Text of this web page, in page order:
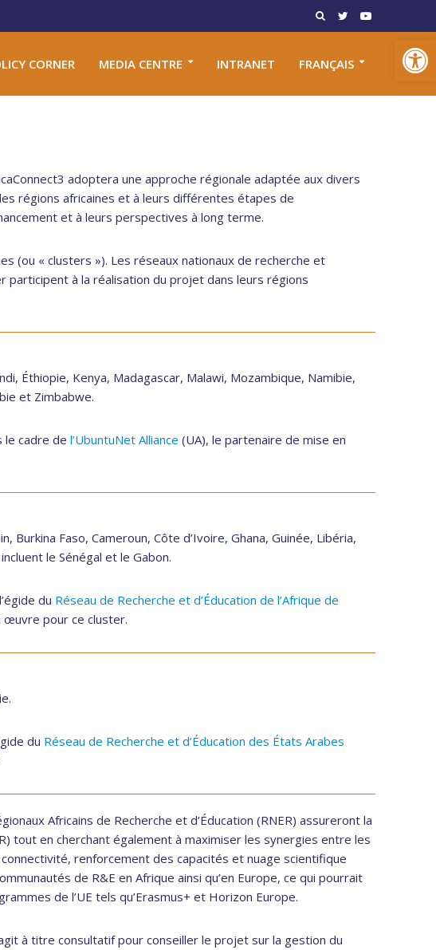
Open toolbar
CORNER MEDIA CENTRE INTRANET FRANÇAIS
adoptera une approche régionale adaptée aux divers
régions africaines et à leurs différentes étapes de
et à leurs perspectives à long terme.
(ou « clusters »). Les réseaux nationaux de recherche et
participent à la réalisation du projet dans leurs régions
Éthiopie, Kenya, Madagascar, Malawi, Mozambique, Namibie,
et Zimbabwe.
le cadre de l’UbuntuNet Alliance (UA), le partenaire de mise en
Burkina Faso, Cameroun, Côte d’Ivoire, Ghana, Guinée, Libéria,
le Sénégal et le Gabon.
du Réseau de Recherche et d’Éducation de l’Afrique de
œuvre pour ce cluster.
du Réseau de Recherche et d’Éducation des États Arabes
Africains de Recherche et d’Éducation (RNER) assureront la
tout en cherchant également à maximiser les synergies entre les
renforcement des capacités et nuage scientifique
de R&E en Afrique ainsi qu’en Europe, ce qui pourrait
de l’UE tels qu’Erasmus+ et Horizon Europe.
à titre consultatif pour conseiller le projet sur la gestion du